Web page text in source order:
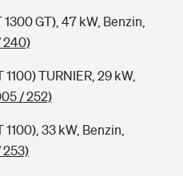
GT), 47 kW, Benzin,
240)
TURNIER, 29 kW,
/ 252)
33 kW, Benzin,
253)